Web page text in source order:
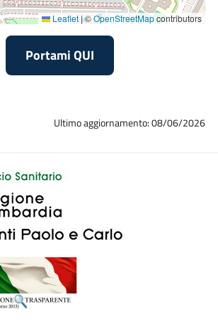
come già ricordato, si svolge
ambulatoriale. Inoltre, sono
diday hospitale MAC oltre che la
dell’Ospedale.
infine, si svolge, in collaborazione
Pneumologia
rispettivamente, ai Pazienti con
interstiziali e a quelli affetti da patologie
interessamento del sistema nervoso
di consulti multidisciplinari”
Leaflet |©OpenStreetMapcontributors
Portami QUI
Ultimo aggiornamento: 08/06/2026